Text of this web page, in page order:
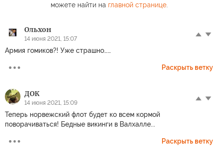
можете найти на главной странице.
Ольхон
14 июня 2021, 15:07
Армия гомиков?! Уже страшно……
Раскрыть ветку
ДОК
14 июня 2021, 15:09
Теперь норвежский флот будет ко всем кормой
поворачиваться! Бедные викинги в Валхалле...
Раскрыть ветку